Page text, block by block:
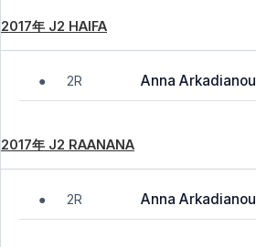
2017年 J2 HAIFA
● 2R Anna Arkadianou
2017年 J2 RAANANA
● 2R Anna Arkadianou